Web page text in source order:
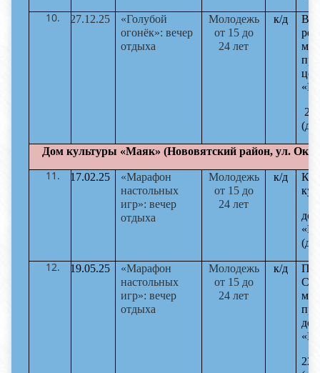
27.12.25
«Голубой
огонёк»: вечер
отдыха
Молодежь
от 15 до
24 лет
к/д
Дом культуры «Маяк» (Нововятский район, ул.
17.02.25
«Марафон
настольных
игр»: вечер
отдыха
Молодежь
от 15 до
24 лет
к/д
19.05.25
«Марафон
настольных
игр»: вечер
отдыха
Молодежь
от 15 до
24 лет
к/д
22-